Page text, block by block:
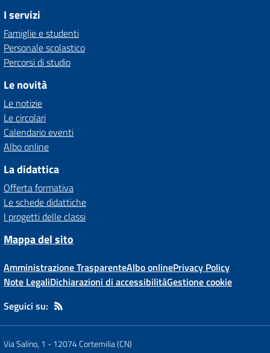
I servizi
Famiglie e studenti
Personale scolastico
Percorsi di studio
Le novità
Le notizie
Le circolari
Calendario eventi
Albo online
La didattica
Offerta formativa
Le schede didattiche
I progetti delle classi
Mappa del sito
Amministrazione TrasparenteAlbo onlinePrivacy Policy
Note LegaliDichiarazioni di accessibilitàGestione cookie
Seguici su:
Via Salino, 1 -12074 Cortemilia (CN)